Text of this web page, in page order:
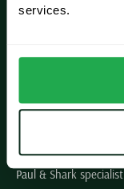
services.
Openingstijden winkels
Schulte Herenmode
Paul & Shark specialist